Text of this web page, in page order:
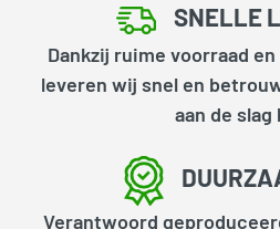
SNELLE
Dankzij ruime voorraad
leveren wij snel en
aan de slag
Verantwoord